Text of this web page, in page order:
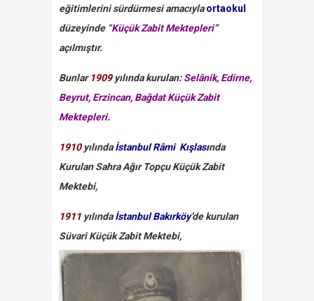
eğitimlerini sürdürmesi amacıylaortaokul
düzeyinde “Küçük Zabit Mektepleri”
açılmıştır.
Bunlar 1909yılında kurulan:Selânik, Edirne,
Beyrut, Erzincan, Bağdat Küçük Zabit
Mektepleri.
1910yılındaİstanbul Râmi Kışlasında
Kurulan Sahra Ağır Topçu Küçük Zabit
Mektebi,
1911 yılındaİstanbul Bakırköy’de kurulan
Süvari Küçük Zabit Mektebi,